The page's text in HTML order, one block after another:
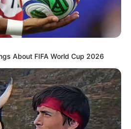
todas las noticias que le
Para estar bien informado, por
About FIFA World Cup 2026